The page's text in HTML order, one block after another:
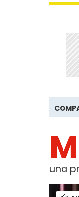
M
una